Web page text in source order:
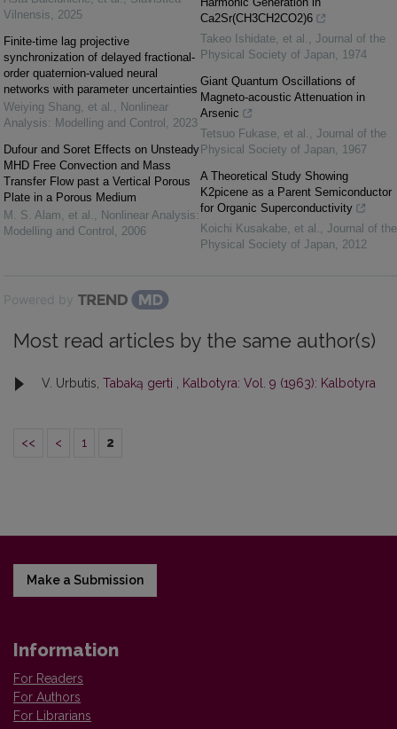
Vilnensis, 2025
Finite-time lag projective
synchronization of delayed fractional-
order quaternion-valued neural
networks with parameter uncertainties
Weiying Shang, et al. , Nonlinear
Analysis: Modelling and Control , 2023
Dufour and Soret Effects on Unsteady
MHD Free Convection and Mass
Transfer Flow past a Vertical Porous
Plate in a Porous Medium
M. S. Alam, et al. , Nonlinear Analysis:
Modelling and Control , 2006
Ca2Sr(CH3CH2CO2)6
Takeo Ishidate, et al. , Journal of the
Physical Society of Japan, 1974
Giant Quantum Oscillations of
Magneto-acoustic Attenuation in
Arsenic
Tetsuo Fukase, et al. , Journal of the
Physical Society of Japan, 1967
A Theoretical Study Showing
K2picene as a Parent Semiconductor
for Organic Superconductivity
Koichi Kusakabe, et al. , Journal of the
Physical Society of Japan, 2012
Powered by
Most read articles by the same author(s)
V. Urbutis, Tabaką gerti Kalbotyra: Vol. 9 (1963): Kalbotyra
<< < 1 2
Make a Submission
Information
For Readers
For Authors
For Librarians